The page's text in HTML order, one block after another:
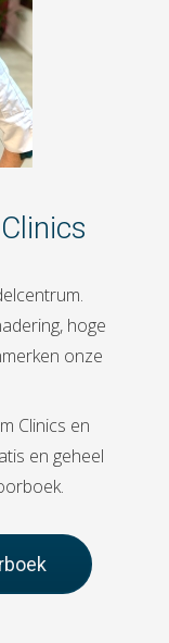
hoge
onze
Clinics en
en geheel